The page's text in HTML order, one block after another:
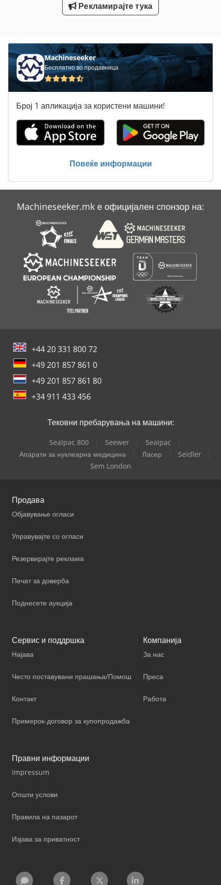
Машина За Сечење На Жица
Рекламирајте тука
Machineseeker
Бесплатно во продавница
Број 1 апликација за користени машини!
Повеќе информации
Machineseeker.mk е официјален спонзор на:
+44 20 331 800 72
+49 201 857 861 0
+49 201 857 861 80
+34 911 433 456
Тековни пребарувања на машини:
Sealpac 800 Seewer
Sealpac
Апарати за нуклеарна медицина
Ласер
Seidler
Sem London
Продава
Објавување огласи
Управувајте со огласи
Резервирајте реклама
Печат за доверба
Поднесете аукција
Сервис и поддршка
Најава
Често поставувани прашања/Помош
Контакт
Примерок-договор за купопродажба
Компанија
За нас
Преса
Работа
Правни информации
Impressum
Општи услови
Правила на пазарот
Изјава за приватност